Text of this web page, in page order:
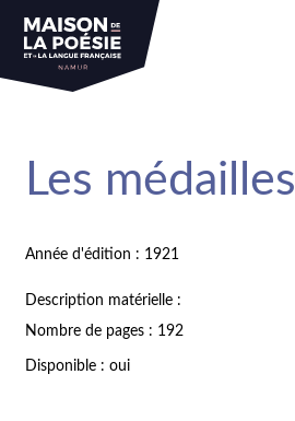
Les médailles
Année d'édition : 1921
Description matérielle :
Nombre de pages : 192
Disponible : oui